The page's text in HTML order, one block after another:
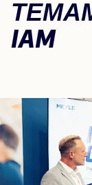
Контентный
IAM